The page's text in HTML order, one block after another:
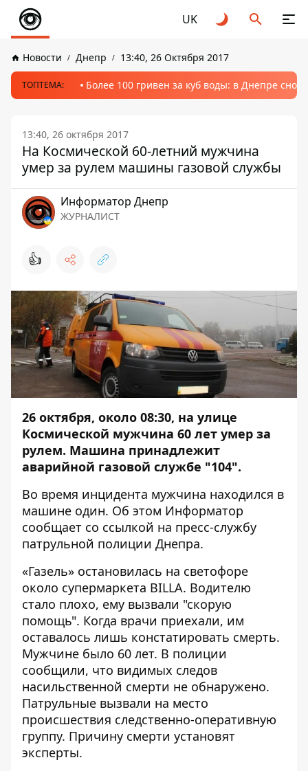
UK
Новости Днепр 13:40, 26 Октября 2017
ТОПТЕМА: Более 100 гривен за куб воды: в Днепре
13:40, 26 октября 2017
На Космической 60-летний мужчина
умер за рулем машины газовой службы
Информатор Днепр
ЖУРНАЛИСТ
👍
26 октября, около 08:30, на улице
Космической мужчина 60 лет умер за
рулем. Машина принадлежит
аварийной газовой службе "104".
Во время инцидента мужчина находился в
машине один. Об этом Информатор
сообщает со ссылкой на пресс-службу
патрульной полиции Днепра.
«Газель» остановилась на светофоре
около супермаркета BILLA. Водителю
стало плохо, ему вызвали "скорую
помощь". Когда врачи приехали, им
оставалось лишь констатировать смерть.
Мужчине было 60 лет. В полиции
сообщили, что видимых следов
насильственной смерти не обнаружено.
Патрульные вызвали на место
происшествия следственно-оперативную
группу. Причину смерти установят
эксперты.